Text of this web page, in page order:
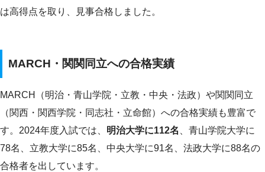
は高得点を取り、見事合格しました。
MARCH・関関同立への合格実績
MARCH（明治・青山学院・立教・中央・法政）や関関同立
（関西・関西学院・同志社・立命館）への合格実績も豊富で
す。2024年度入試では、 明治大学に112名
、青山学院大学に
78名、立教大学に85名、中央大学に91名、法政大学に88名の
合格者を出しています。